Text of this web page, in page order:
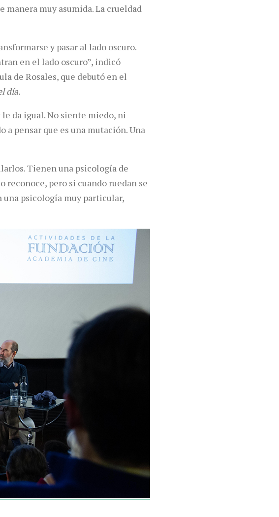
manera muy asumida. La crueldad
y pasar al lado oscuro.
en el lado oscuro”, indicó
de Rosales, que debutó en el
día.
da igual. No siente miedo, ni
a pensar que es una mutación. Una
Tienen una psicología de
reconoce, pero si cuando ruedan se
una psicología muy particular,